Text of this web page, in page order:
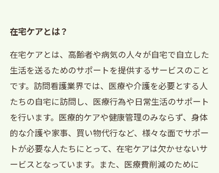
在宅ケアとは？
在宅ケアとは、高齢者や病気の人々が自宅で自立した
生活を送るためのサポートを提供するサービスのこと
です。訪問看護業界では、医療や介護を必要とする人
たちの自宅に訪問し、医療行為や日常生活のサポート
を行います。医療的ケアや健康管理のみならず、身体
的な介護や家事、買い物代行など、様々な面でサポー
トが必要な人たちにとって、在宅ケアは欠かせないサ
ービスとなっています。また、医療費削減のために